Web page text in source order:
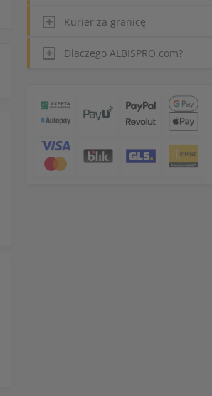
Kurier za granicę
Dlaczego ALBISPRO.com?